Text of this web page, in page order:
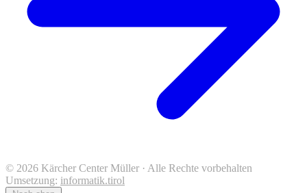
© 2026 Kärcher Center Müller · Alle Rechte vorbehalten
Umsetzung: informatik.tirol